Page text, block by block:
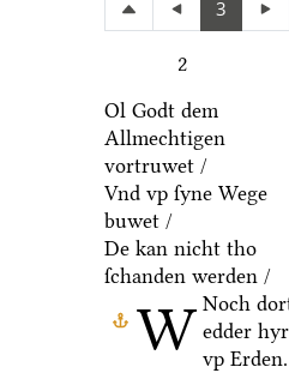
3
2
W
Ol Godt dem
Allmechtigen
vortruwet /
Vnd vp ſyne Wege
buwet /
De kan nicht tho
ſchanden werden /
Noch
edder hyr
vp Erden.